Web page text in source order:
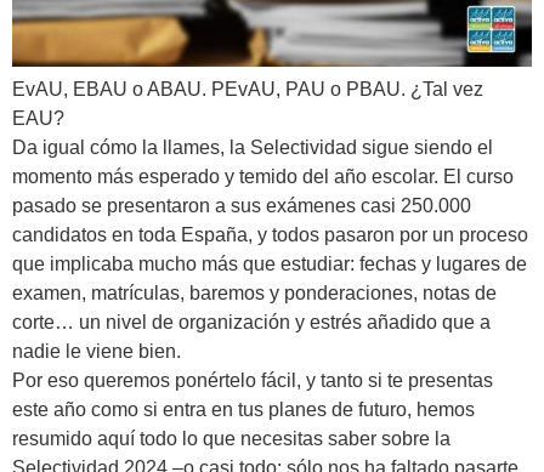
EvAU, EBAU o ABAU. PEvAU, PAU o PBAU. ¿Tal vez
EAU?
Da igual cómo la llames, la Selectividad sigue siendo el
momento más esperado y temido del año escolar. El curso
pasado se presentaron a sus exámenes casi 250.000
candidatos en toda España, y todos pasaron por un proceso
que implicaba mucho más que estudiar: fechas y lugares de
examen, matrículas, baremos y ponderaciones, notas de
corte… un nivel de organización y estrés añadido que a
nadie le viene bien.
Por eso queremos ponértelo fácil, y tanto si te presentas
este año como si entra en tus planes de futuro, hemos
resumido aquí todo lo que necesitas saber sobre la
Selectividad 2024 –o casi todo: sólo nos ha faltado pasarte